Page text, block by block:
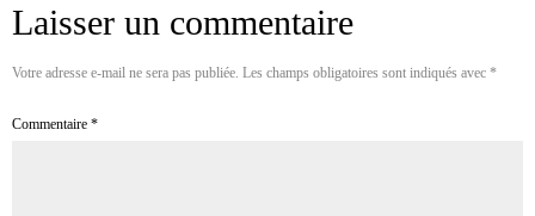
Laisser un commentaire
Votre adresse e-mail ne sera pas publiée. Les champs obligatoires sont indiqués avec *
Commentaire *